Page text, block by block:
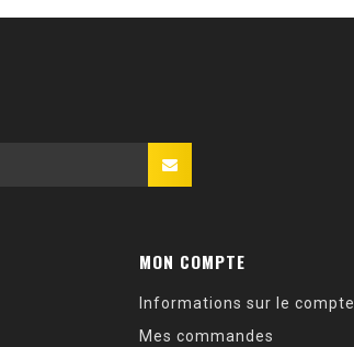
MON COMPTE
Informations sur le compte
Mes commandes